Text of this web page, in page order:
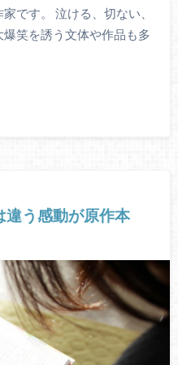
です。 泣ける、切ない、
笑を誘う文体や作品も多
違う感動が原作本